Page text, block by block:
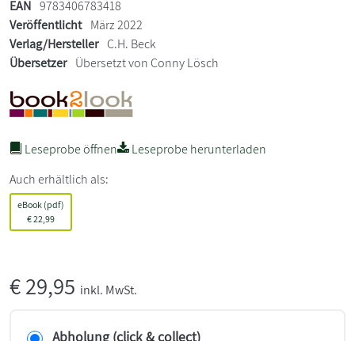
EAN 9783406783418
Veröffentlicht März 2022
Verlag/Hersteller C.H. Beck
Übersetzer Übersetzt von Conny Lösch
Leseprobe öffnen
Leseprobe herunterladen
Auch erhältlich als:
eBook (pdf)
€22,99
€29,95 inkl. MwSt.
Abholung (click & collect)